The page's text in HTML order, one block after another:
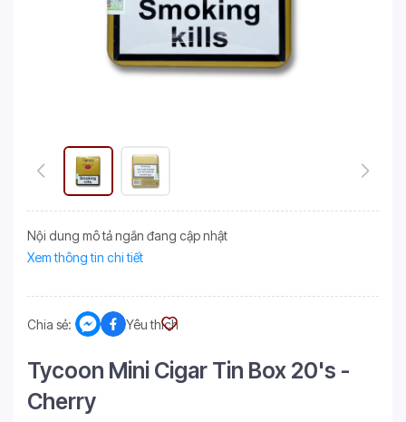
Nội dung mô tả ngắn đang cập nhật
Xem thông tin chi tiết
Chia sẻ: Yêu thích
Tycoon Mini Cigar Tin Box 20's -
Cherry